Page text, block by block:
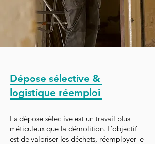
Dépose sélective &
logistique réemploi
La dépose sélective est un travail plus
méticuleux que la démolition. L’objectif
est de valoriser les déchets, réemployer le